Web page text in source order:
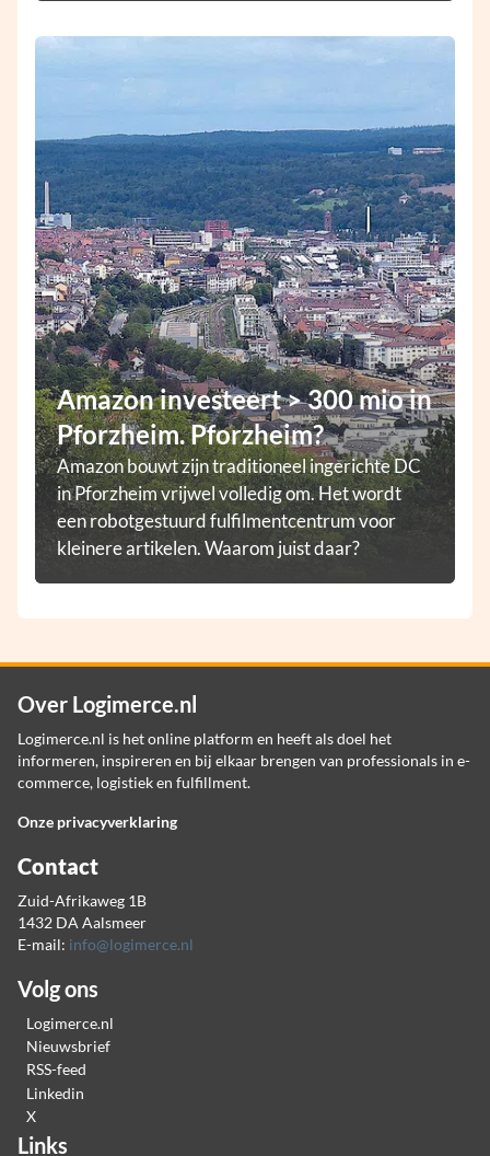
Amazon investeert > 300 mio in
Pforzheim. Pforzheim?
Amazon bouwt zijn traditioneel ingerichte DC
in Pforzheim vrijwel volledig om. Het wordt
een robotgestuurd fulfilmentcentrum voor
kleinere artikelen. Waarom juist daar?
Over Logimerce.nl
Logimerce.nl is het online platform en heeft als doel het
informeren, inspireren en bij elkaar brengen van professionals in e-
commerce, logistiek en fulfillment.
Onze privacyverklaring
Contact
Zuid-Afrikaweg 1B
1432 DA Aalsmeer
E-mail: info@logimerce.nl
Volg ons
Logimerce.nl
Nieuwsbrief
RSS-feed
Linkedin
X
Links